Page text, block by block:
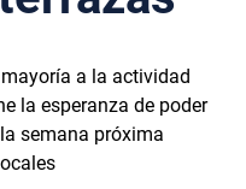
a la actividad
la esperanza de poder
semana próxima